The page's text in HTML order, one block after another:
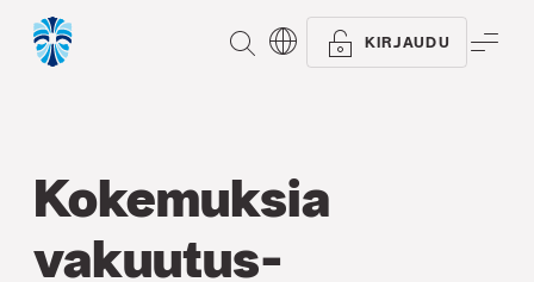
ETSI KIRJAUDU
Kokemuksia
vakuutus­